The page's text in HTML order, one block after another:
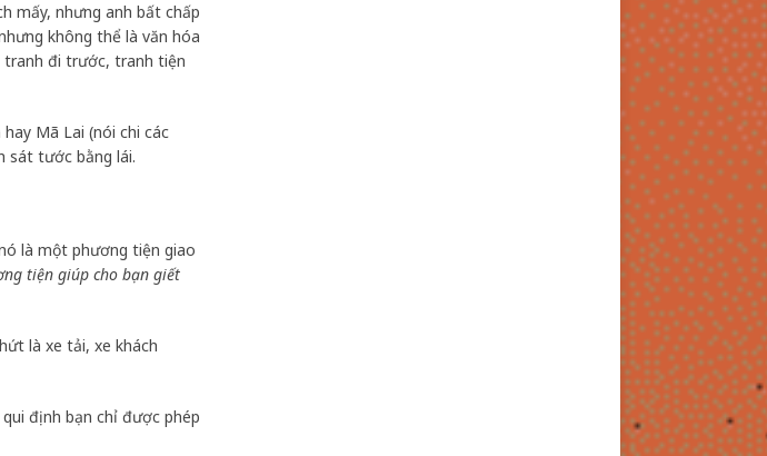
mấy, nhưng anh bất chấp
không thể là văn hóa
tranh đi trước, tranh tiện
Mã Lai (nói chi các
sát tước bằng lái.
là một phương tiện giao
tiện giúp cho bạn giết
là xe tải, xe khách
định bạn chỉ được phép